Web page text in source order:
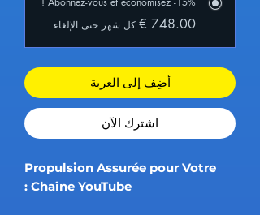
كل شهر حتى الإلغاء
أضِف إلى العربة
اشترِك الآن
Propulsion Assurée pour Votre
Chaîne YouTube :